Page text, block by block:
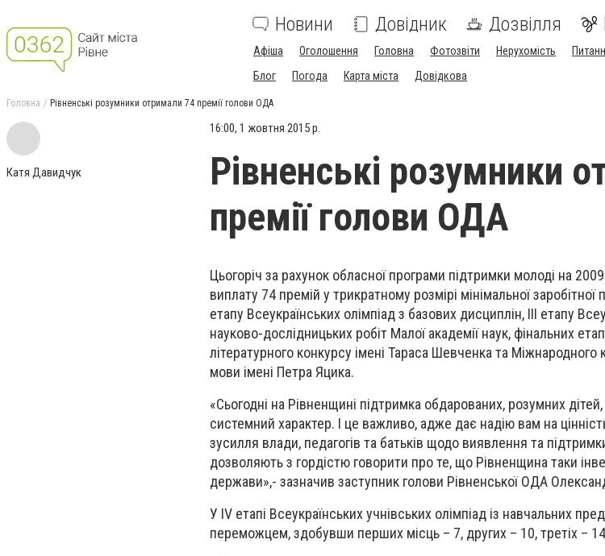
Новини Довідник Дозвілля
Афіша Оголошення Головна Фотозвіти Нерухомість
Блог
Погода Карта міста Довідкова
Головна Рівненські розумники отримали 74 премії голови ОДА
Катя Давидчук
16:00, 1 жовтня 2015 р.
Рівненські розумники
премії голови ОДА
Цьогоріч за рахунок обласної програми підтримки молоді на
виплату 74 премій у трикратному розмірі мінімальної
етапу Всеукраїнських олімпіад з базових дисциплін, ІІІ етапу
науково-дослідницьких робіт Малої академії наук, фінальних
літературного конкурсу імені Тараса Шевченка та Міжнародного
мови імені Петра Яцика.
«Сьогодні на Рівненщині підтримка обдарованих, розумних
системний характер. І це важливо, адже дає надію вам на
зусилля влади, педагогів та батьків щодо виявлення та
дозволяють з гордістю говорити про те, що Рівненщина таки
держави»,- зазначив заступник голови Рівненської ОДА
У ІV етапі Всеукраїнських учнівських олімпіад із навчальних
переможцем, здобувши перших місць – 7, других – 10, третіх –